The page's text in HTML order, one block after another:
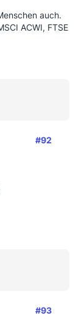
auch.
ACWI, FTSE
#92
#93